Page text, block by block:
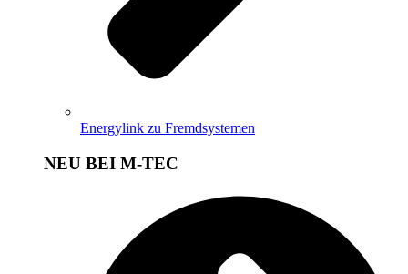
Energylink zu Fremdsystemen
NEU BEI M-TEC